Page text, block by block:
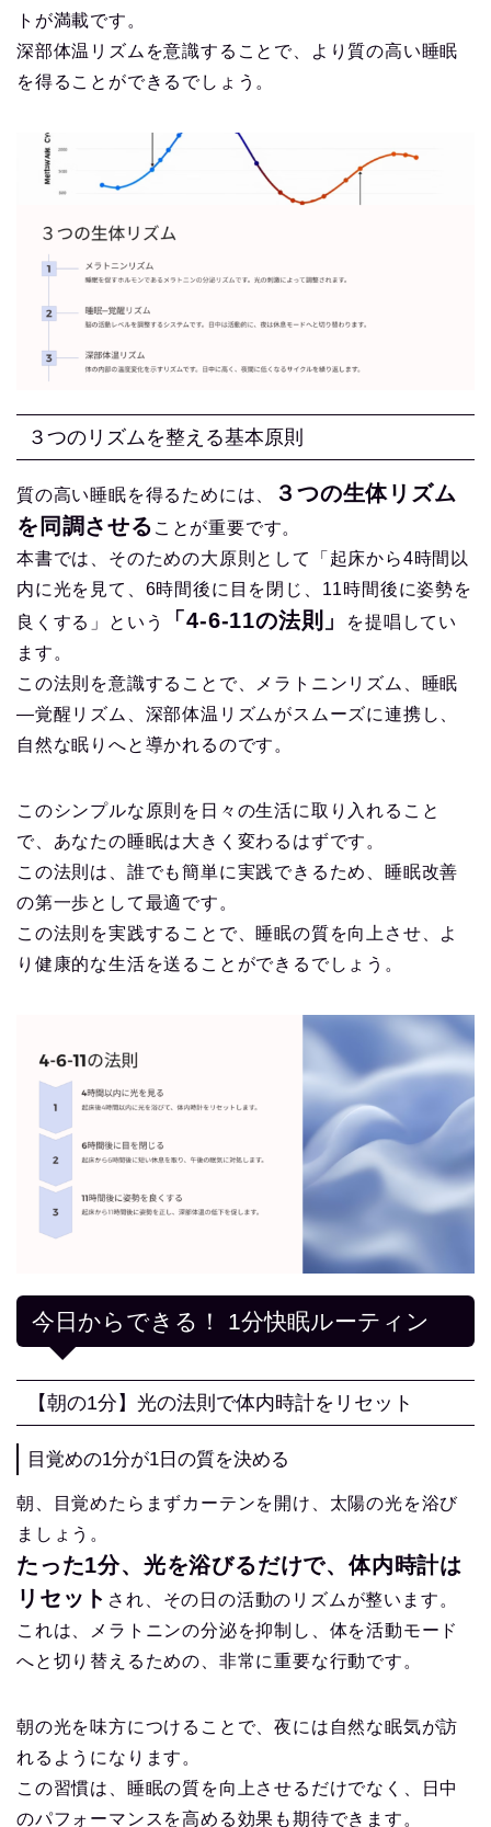
トが満載です。
深部体温リズムを意識することで、より質の高い睡眠
を得ることができるでしょう。
３つのリズムを整える基本原則
質の高い睡眠を得るためには、
３つの生体リズム
を同調させる ことが重要です。
本書では、そのための大原則として「起床から4時間以
内に光を見て、6時間後に目を閉じ、11時間後に姿勢を
良くする」という
「4-6-11の法則」
を提唱してい
ます。
この法則を意識することで、メラトニンリズム、睡眠
―覚醒リズム、深部体温リズムがスムーズに連携し、
自然な眠りへと導かれるのです。
このシンプルな原則を日々の生活に取り入れること
で、あなたの睡眠は大きく変わるはずです。
この法則は、誰でも簡単に実践できるため、睡眠改善
の第一歩として最適です。
この法則を実践することで、睡眠の質を向上させ、よ
り健康的な生活を送ることができるでしょう。
今日からできる！ 1分快眠ルーティン
【朝の1分】光の法則で体内時計をリセット
目覚めの1分が1日の質を決める
朝、目覚めたらまずカーテンを開け、太陽の光を浴び
ましょう。
たった1分、光を浴びるだけで、体内時計は
リセット され、その日の活動のリズムが整います。
これは、メラトニンの分泌を抑制し、体を活動モード
へと切り替えるための、非常に重要な行動です。
朝の光を味方につけることで、夜には自然な眠気が訪
れるようになります。
この習慣は、睡眠の質を向上させるだけでなく、日中
のパフォーマンスを高める効果も期待できます。